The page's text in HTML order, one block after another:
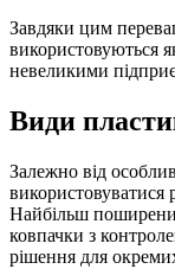
Завдяки цим
використовуються
невеликими
Види
Залежно від
використовуватися
Найбільш
ковпачки з
рішення для